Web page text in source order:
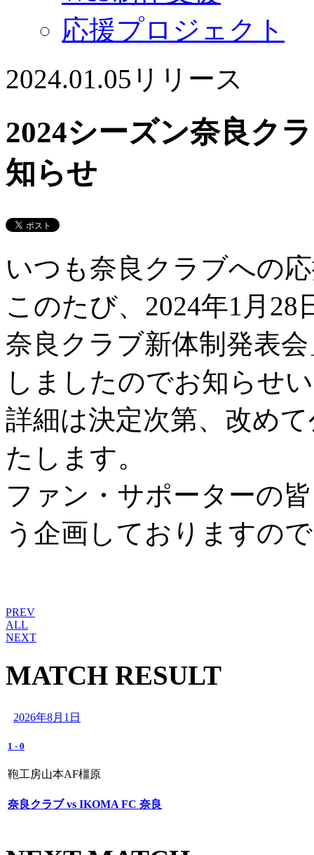
応援プロジェクト
2024.01.05 リリース
2024シーズン奈良ク
知らせ
いつも奈良クラブへの
このたび、2024年1月
奈良クラブ新体制発表
しましたのでお知らせ
詳細は決定次第、改め
たします。
ファン・サポーターの
う企画しておりますの
PREV
ALL
NEXT
MATCH RESULT
2026年8月1日
1 - 0
鞄工房山本AF橿原
奈良クラブ vs IKOMA FC 奈良